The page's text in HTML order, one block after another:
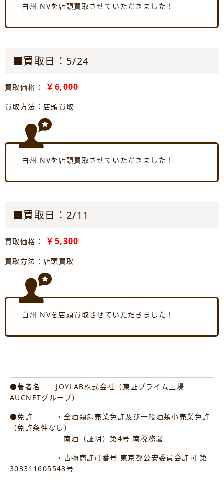
白州 NVを店頭買取させていただきました！
■買取日：5/24
買取価格： ￥6,000
買取方法：店頭買取
白州 NVを店頭買取させていただきました！
■買取日：2/11
買取価格： ￥5,300
買取方法：店頭買取
白州 NVを店頭買取させていただきました！
●著者名 JOYLAB株式会社（東証プライム上場
AUCNETグループ）
●免許 ・全酒類卸売業免許及び一般酒類小売業免許
（免許条件なし）
南酒（証明）第4号 南税務署
・古物商許可番号 東京都公安委員会許可 第
303311605543号